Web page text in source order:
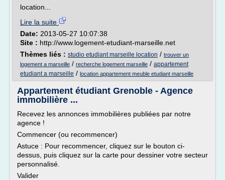
location...
Lire la suite
Date: 2013-05-27 10:07:38
Site : http://www.logement-etudiant-marseille.net
Thèmes liés : studio etudiant marseille location / trouver un
logement a marseille / recherche logement marseille / appartement
etudiant a marseille / location appartement meuble etudiant marseille
Appartement étudiant Grenoble - Agence
immobilière ...
Recevez les annonces immobilières publiées par notre
agence !
Commencer (ou recommencer)
Astuce : Pour recommencer, cliquez sur le bouton ci-
dessus, puis cliquez sur la carte pour dessiner votre secteur
personnalisé.
Valider